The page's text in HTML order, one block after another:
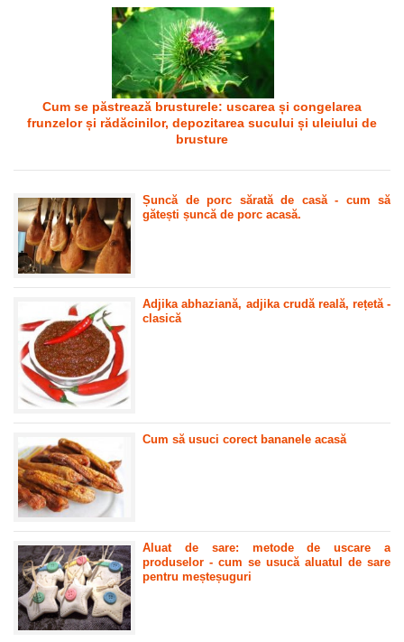
Cum se păstrează brusturele: uscarea și congelarea
frunzelor și rădăcinilor, depozitarea sucului și uleiului de
brusture
Șuncă de porc sărată de casă - cum să
gătești șuncă de porc acasă.
Adjika abhaziană, adjika crudă reală, rețetă -
clasică
Cum să usuci corect bananele acasă
Aluat de sare: metode de uscare a
produselor - cum se usucă aluatul de sare
pentru meșteșuguri